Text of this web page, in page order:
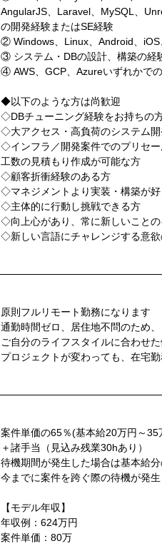
AngularJS、Laravel、MySQL、
の開発経験またはSE経験
② Windows、Linux、Android、
③ システム・DBの設計、構築の経
④ AWS、GCP、Azureいずれかで
◆以下のような方は尚歓迎
◇DBチューニング経験をお持ちの
◇大アクセス・高負荷のシステム
◇インフラ／開発案件でのプリセ
工数の見積もり作成が可能な方
◇顧客折衝経験のある方
◇マネジメントより実装・構築が
◇主体的に行動し挑戦できる方
◇向上心があり、常に新しいこと
◇新しい言語にチャレンジする意
原則フルリモート勤務になります
通勤時間ゼロ、居住地不問のため、
ご自分のライフスタイルに合わせ
プロジェクトが変わっても、在宅
案件単価の65％(基本給20万円～35
＋諸手当（見込み残業30hあり）
待機期間が発生した場合は基本給分
今までに案件を跨ぐ際の待機が発
【モデル年収】
年収例：624万円
案件単価：80万